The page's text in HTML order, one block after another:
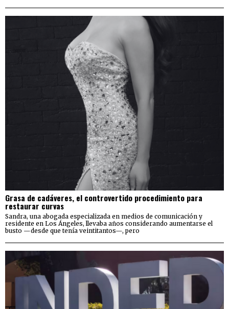
Grasa de cadáveres, el controvertido procedimiento para
restaurar curvas
Sandra, una abogada especializada en medios de comunicación y
residente en Los Ángeles, llevaba años considerando aumentarse el
busto —desde que tenía veintitantos—, pero